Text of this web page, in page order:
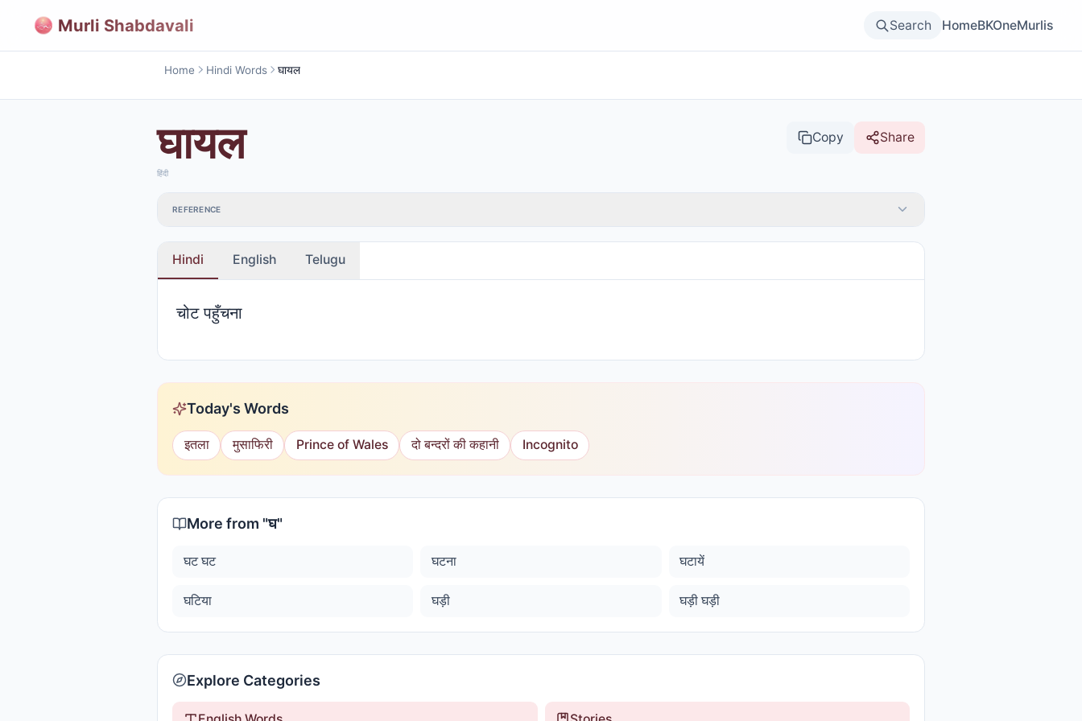
Murli Shabdavali Search HomeBKOneMurlis
Home Hindi Words घायल
घायल Copy Share
हिंदी
REFERENCE
Hindi English Telugu
चोट पहुँचना
Today's Words
इतला मुसाफिरी Prince of Wales दो बन्दरों की कहानी Incognito
More from "घ"
घट घट घटना घटायें
घटिया घड़ी घड़ी घड़ी
Explore Categories